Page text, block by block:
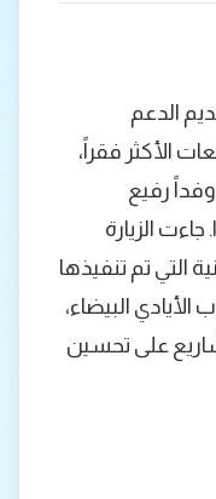
الدعم
الأكثر فقراً،
وفداً رفيع
الزيارة
التي تم تنفيذها
البيضاء،
على تحسين